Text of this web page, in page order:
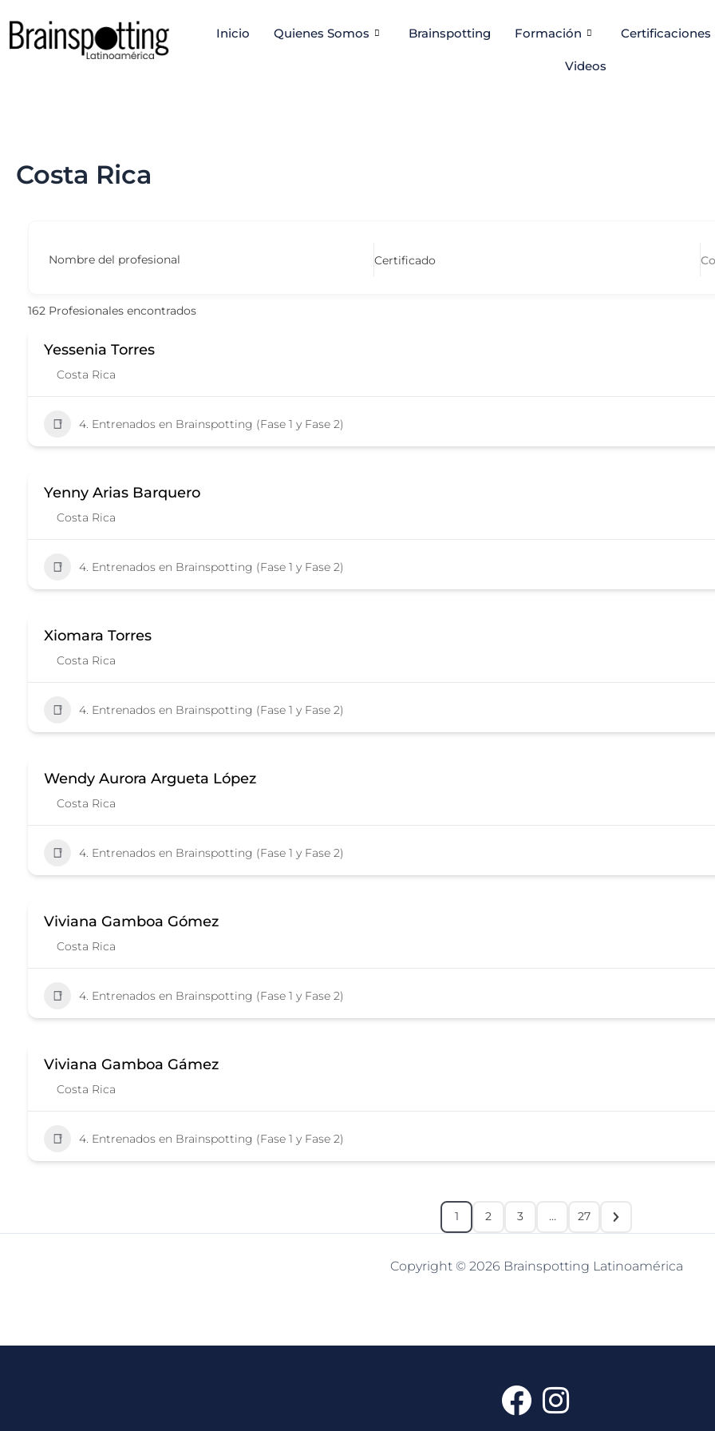
Ir
al
Inicio Quienes Somos Brainspotting Formación Certificaciones
Videos
Costa Rica
Nombre del profesional Certificado
162 Profesionales encontrados
Yessenia Torres
Costa Rica
4. Entrenados en Brainspotting (Fase 1 y Fase 2)
Yenny Arias Barquero
Costa Rica
4. Entrenados en Brainspotting (Fase 1 y Fase 2)
Xiomara Torres
Costa Rica
4. Entrenados en Brainspotting (Fase 1 y Fase 2)
Wendy Aurora Argueta López
Costa Rica
4. Entrenados en Brainspotting (Fase 1 y Fase 2)
Viviana Gamboa Gómez
Costa Rica
4. Entrenados en Brainspotting (Fase 1 y Fase 2)
Viviana Gamboa Gámez
Costa Rica
4. Entrenados en Brainspotting (Fase 1 y Fase 2)
1 2 3 … 27
Copyright © 2026 Brainspotting Latinoamérica
F
I